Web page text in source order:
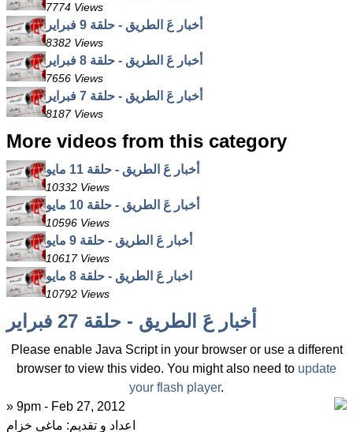
7774 Views
أخبار عَ الطريق - حلقة 9 فبراير
8382 Views
أخبار عَ الطريق - حلقة 8 فبراير
7656 Views
أخبار عَ الطريق - حلقة 7 فبراير
8187 Views
More videos from this category
أخبار عَ الطريق - حلقة 11 مايو
10332 Views
أخبار عَ الطريق - حلقة 10 مايو
10596 Views
أخبار عَ الطريق - حلقة 9 مايو
10617 Views
اخبار عَ الطريق - حلقة 8 مايو
10792 Views
أخبار عَ الطريق - حلقة 27 فبراير
Please enable Java Script in your browser or use a different
browser to view this video. You might also need to update
your flash player.
» 9pm - Feb 27, 2012
اعداد و تقديم: ماغى خزام